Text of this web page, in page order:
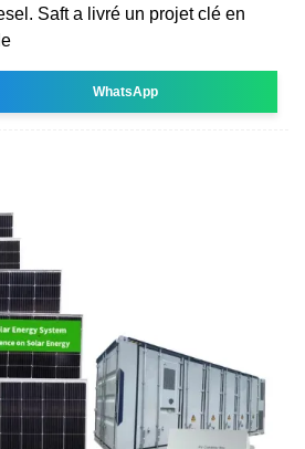
Saft a livré un projet clé en
WhatsApp